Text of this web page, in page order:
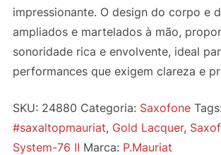
impressionante. O design do corpo e
ampliados e martelados à mão,
sonoridade rica e envolvente, ideal
performances que exigem clareza e
SKU: 24880 Categoria: Saxofone
#saxaltopmauriat, Gold Lacquer,
System-76 II Marca: P.Mauriat